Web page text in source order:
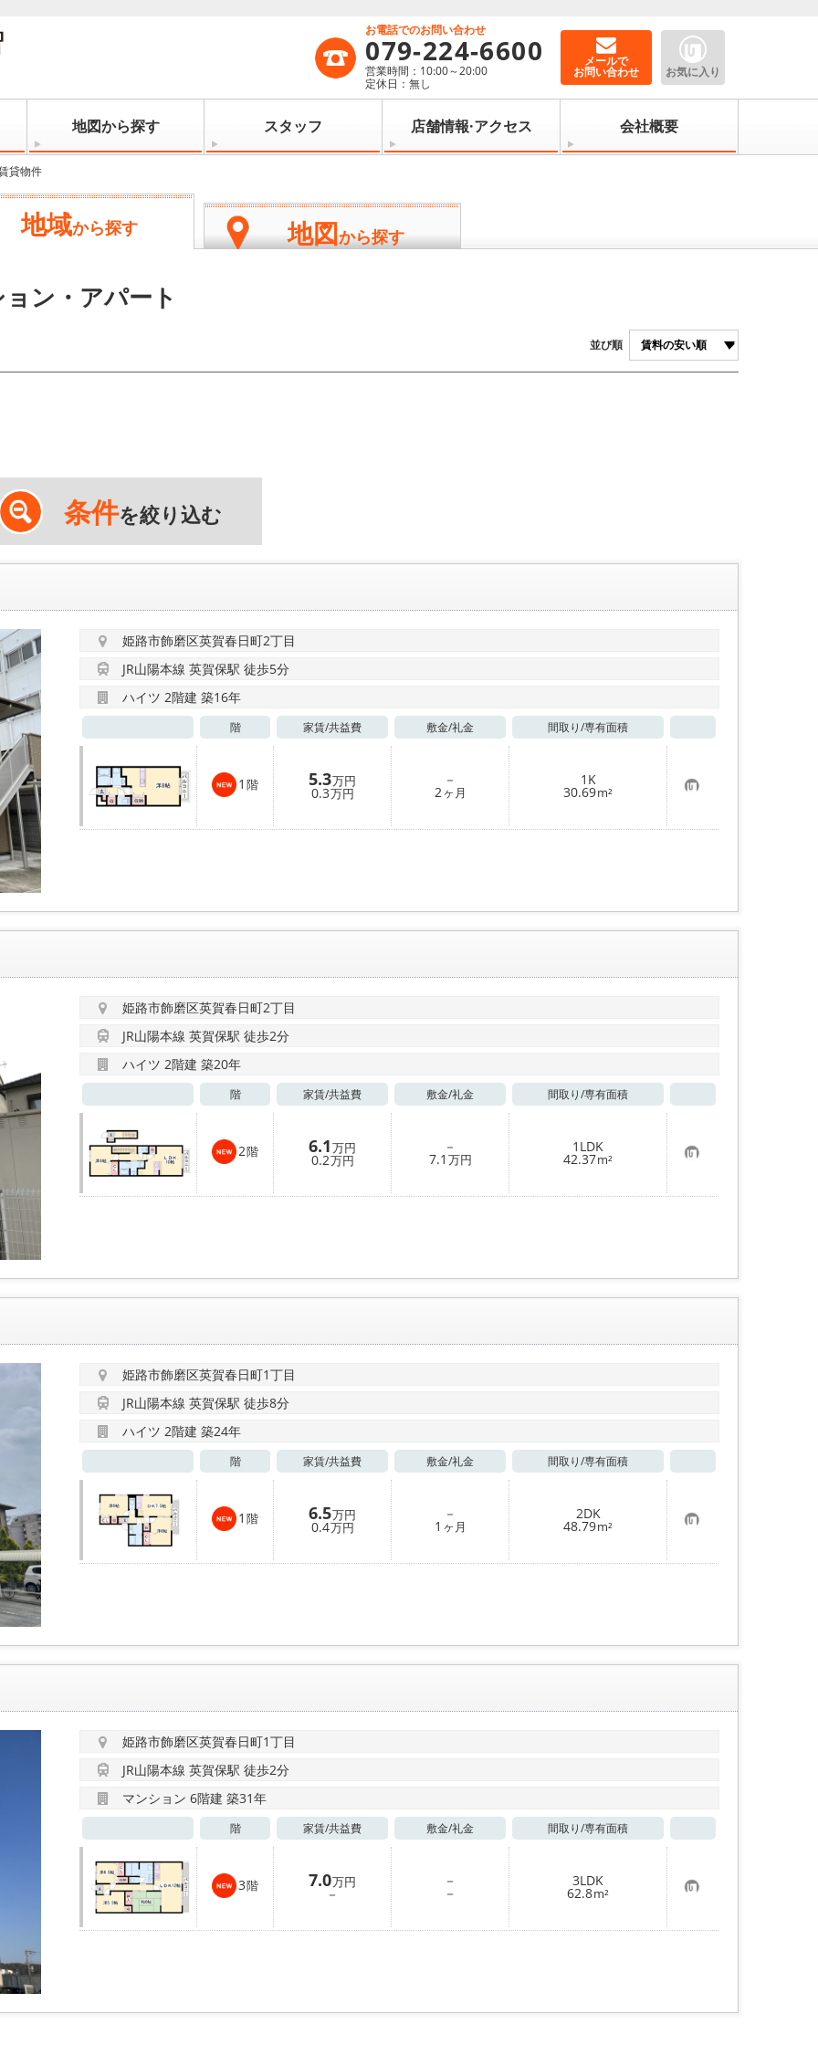
お電話でのお問い合わせ
079-224-6600
営業時間：10:00～20:00
定休日：無し
メールで
お問い合わせ お気に入り
地図から探す スタッフ 店舗情報·アクセス 会社概要
貸物件
地域から探す 地図から探す
ン・アパート
並び順
条件を絞り込む
姫路市飾磨区英賀春日町2丁目
JR山陽本線 英賀保駅 徒歩5分
ハイツ 2階建 築16年
階 家賃/共益費 敷金/礼金 間取り/専有面積
1 階 5.3万円
0.3万円
－
2ヶ月
1K
30.69m² お
気
に
入
姫路市飾磨区英賀春日町2丁目
JR山陽本線 英賀保駅 徒歩2分
ハイツ 2階建 築20年
階 家賃/共益費 敷金/礼金 間取り/専有面積
2階 6.1万円
0.2万円
－
7.1 万円
1LDK
42.37m² お
気
に
入
姫路市飾磨区英賀春日町1丁目
JR山陽本線 英賀保駅 徒歩8分
ハイツ 2階建 築24年
階 家賃/共益費 敷金/礼金 間取り/専有面積
1 階 6.5万円
0.4万円
－
1 ヶ月
2DK
48.79m² お
気
に
入
姫路市飾磨区英賀春日町1丁目
JR山陽本線 英賀保駅 徒歩2分
マンション 6階建 築31年
階 家賃/共益費 敷金/礼金 間取り/専有面積
3階 7.0万円
－
－
－
3LDK
62.8m² お
気
に
入